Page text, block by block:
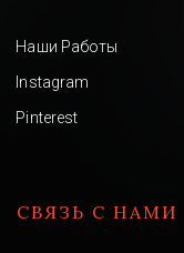
Наши Работы
Instagram
Pinterest
СВЯЗЬ С НАМИ